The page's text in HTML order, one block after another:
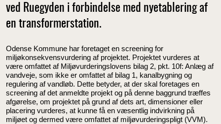
ved Ruegyden i forbindelse med nyetablering af
en transformerstation.
Odense Kommune har foretaget en screening for
miljøkonsekvensvurdering af projektet. Projektet vurderes at
være omfattet af Miljøvurderingslovens bilag 2, pkt. 10f: Anlæg af
vandveje, som ikke er omfattet af bilag 1, kanalbygning og
regulering af vandløb. Dette betyder, at der skal foretages en
screening af det anmeldte projekt og på denne baggrund træffes
afgørelse, om projektet på grund af dets art, dimensioner eller
placering vurderes, at kunne få en væsentlig indvirkning på
miljøet og dermed være omfattet af miljøvurderingspligt (VVM).